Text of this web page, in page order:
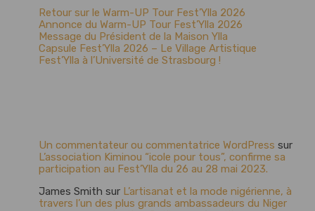
Retour sur le Warm-UP Tour Fest’Ylla 2026
Annonce du Warm-UP Tour Fest’Ylla 2026
Message du Président de la Maison Ylla
Capsule Fest’Ylla 2026 – Le Village Artistique
Fest’Ylla à l’Université de Strasbourg !
Un commentateur ou commentatrice WordPress sur
L’association Kiminou “icole pour tous”, confirme sa
participation au Fest’Ylla du 26 au 28 mai 2023.
James Smith sur L’artisanat et la mode nigérienne, à
travers l’un des plus grands ambassadeurs du Niger